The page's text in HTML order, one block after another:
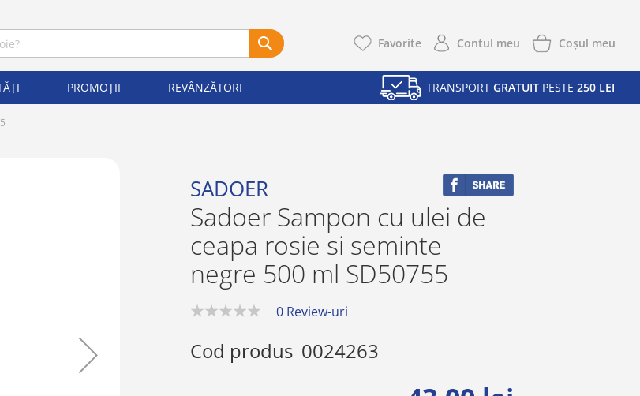
Favorite Contul meu Coşul meu
PROMOȚII REVÂNZĂTORI TRANSPORT GRATUIT PESTE 250 LEI
SADOER
Sadoer Sampon cu ulei de
ceapa rosie si seminte
negre 500 ml SD50755
0 Review-uri
Cod produs 0024263